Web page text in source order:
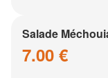
Salade
7.00 €